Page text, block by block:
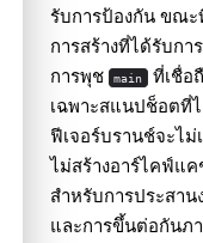
รับการป้องกัน ขณะ
การสร้างที่ได้รับก
การพุช
main
ที่เชื่อ
เฉพาะสแนปช็อตที่
ฟีเจอร์บรานช์จะไ
ไม่สร้างอาร์ไคฟ์แ
สำหรับการประสาน
และการขึ้นต่อกันภา